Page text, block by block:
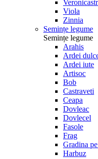
Viola
Zinnia
Semințe legume
Semințe legume
Arahis
Ardei
Ardei iute
Artisoc
Bob
Castraveti
Ceapa
Dovleac
Dovlecel
Fasole
Frag
Gradina
Harbuz